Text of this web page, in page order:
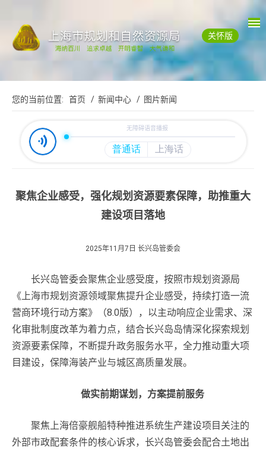
关怀版
您的当前位置: 首页 / 新闻中心 / 图片新闻
聚焦企业感受，强化规划资源要素保障，助推重大
建设项目落地
2025年11月7日 长兴岛管委会
长兴岛管委会聚焦企业感受度，按照市规划资源局
《上海市规划资源领域聚焦提升企业感受，持续打造一流
营商环境行动方案》（8.0版），以主动响应企业需求、深
化审批制度改革为着力点，结合长兴岛岛情深化探索规划
资源要素保障，不断提升政务服务水平，全力推动重大项
目建设，保障海装产业与城区高质量发展。
做实前期谋划，方案提前服务
聚焦上海倍豪舰船特种推进系统生产建设项目关注的
外部市政配套条件的核心诉求，长兴岛管委会配合土地出